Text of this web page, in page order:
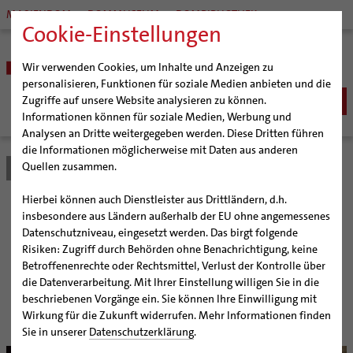
Cookie-Einstellungen
Wir verwenden Cookies, um Inhalte und Anzeigen zu
personalisieren, Funktionen für soziale Medien anbieten und die
Zugriffe auf unsere Website analysieren zu können.
Informationen können für soziale Medien, Werbung und
Analysen an Dritte weitergegeben werden. Diese Dritten führen
die Informationen möglicherweise mit Daten aus anderen
Quellen zusammen.
Hierbei können auch Dienstleister aus Drittländern, d.h.
insbesondere aus Ländern außerhalb der EU ohne angemessenes
Datenschutzniveau, eingesetzt werden. Das birgt folgende
Risiken: Zugriff durch Behörden ohne Benachrichtigung, keine
Betroffenenrechte oder Rechtsmittel, Verlust der Kontrolle über
die Datenverarbeitung. Mit Ihrer Einstellung willigen Sie in die
beschriebenen Vorgänge ein. Sie können Ihre Einwilligung mit
Wirkung für die Zukunft widerrufen. Mehr Informationen finden
Sie in unserer Datenschutzerklärung.
MARIENDOM DOMMUSEUM DOMBIBLIOTHEK
BISTUM
Bischöfe
Weihbischof Dr. Martin Marahrens
Bischof em. Norbert Trelle
Weihbischof em. Bongartz
Weihbischof em. Schwerdtfeger
Weihbischof em. Koitz
Bischof em. Dr. Wüstenberg
Generalvikariat
Gremien
Diözesangericht
Gemeindegremien
Pfarrgemeinden
Hildesheimer Dom
Virtueller Rundgang durch den Dom
Tausendjähriger Rosenstock
Die Hildesheimer Dommusik
Wallfahrten | Pilgern
Termine Wallfahrten und Pilgern
Jakobswege im Bistum Hildesheim
Veranstaltungen
Strategieprozess
Jugend
Bistum Hildesheim
Rückblick des
Diözesanadministrators
Interview der KirchenZeitung mit Weihbischof Dr.
Nikolaus Schwerdtfeger